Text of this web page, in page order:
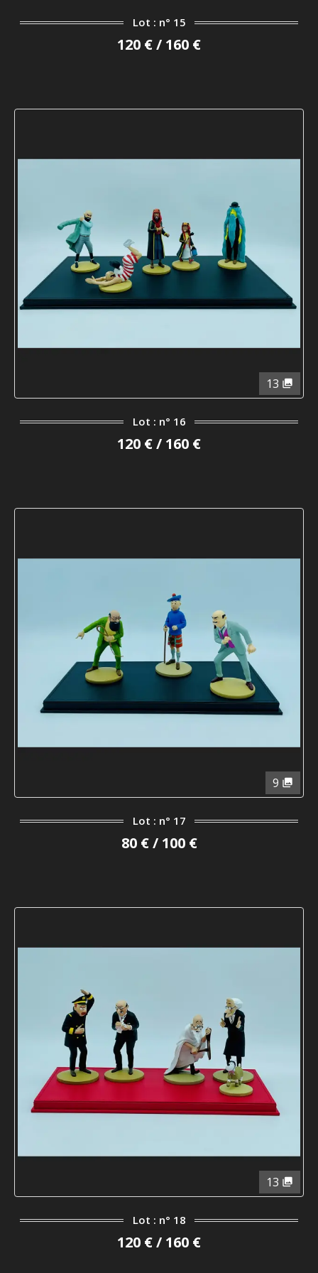
Lot : n° 15
120 € / 160 €
13
Lot : n° 16
120 € / 160 €
9
Lot : n° 17
80 € / 100 €
13
Lot : n° 18
120 € / 160 €